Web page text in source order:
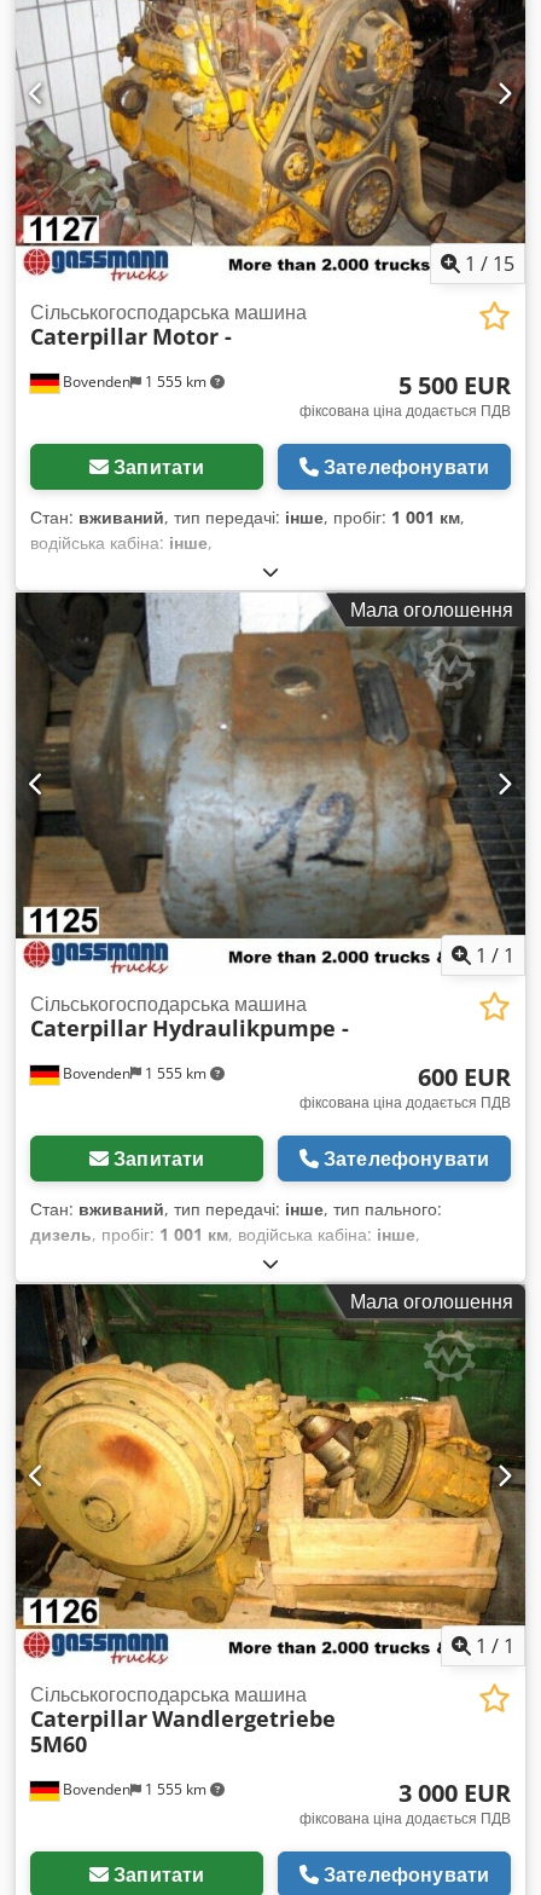
1 / 15
Bovenden 1 555 km
Сільськогосподарська машина
Caterpillar Motor -
5 500 EUR
фіксована ціна додається ПДВ
Запитати Зателефонувати
Стан: вживаний, тип передачі: інше, пробіг: 1 001 км,
водійська кабіна: інше,
Мала оголошення
1 / 1
Bovenden 1 555 km
Сільськогосподарська машина
Caterpillar Hydraulikpumpe -
600 EUR
фіксована ціна додається ПДВ
Запитати Зателефонувати
Стан: вживаний, тип передачі: інше, тип пального:
дизель, пробіг: 1 001 км, водійська кабіна: інше,
Мала оголошення
1 / 1
Bovenden 1 555 km
Сільськогосподарська машина
CaterpillarWandlergetriebe
5M60
3 000 EUR
фіксована ціна додається ПДВ
Запитати Зателефонувати